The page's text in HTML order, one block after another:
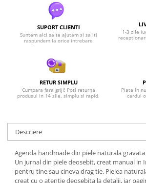
SUPORT CLIENTI
Suntem aici sa te ajutam si sa iti
raspundem la orice intrebare
1-3 zile
RETUR SIMPLU
Cumpara fara griji! Poti returna
produsul in 14 zile, simplu si rapid.
Plata in
cardul
Descriere
Agenda handmade din piele naturala
Un jurnal din piele deosebit, creat manual in
pentru tine sau cineva drag tie. Pielea
creat cu o atentie deosebita la detalii, iar